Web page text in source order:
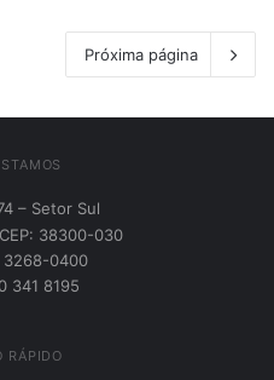
Próxima página
– Setor Sul
38300-030
3268-0400
341 8195
RÁPIDO